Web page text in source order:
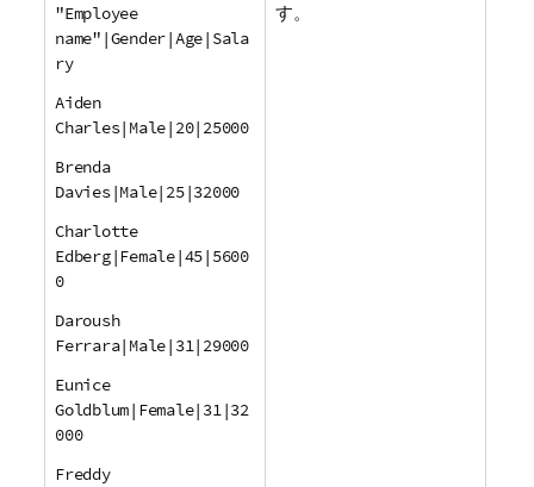
"Employee
name"|Gender|Age|Sala
ry
Aiden
Charles|Male|20|25000
Brenda
Davies|Male|25|32000
Charlotte
Edberg|Female|45|5600
0
Daroush
Ferrara|Male|31|29000
Eunice
Goldblum|Female|31|32
000
Freddy
す。